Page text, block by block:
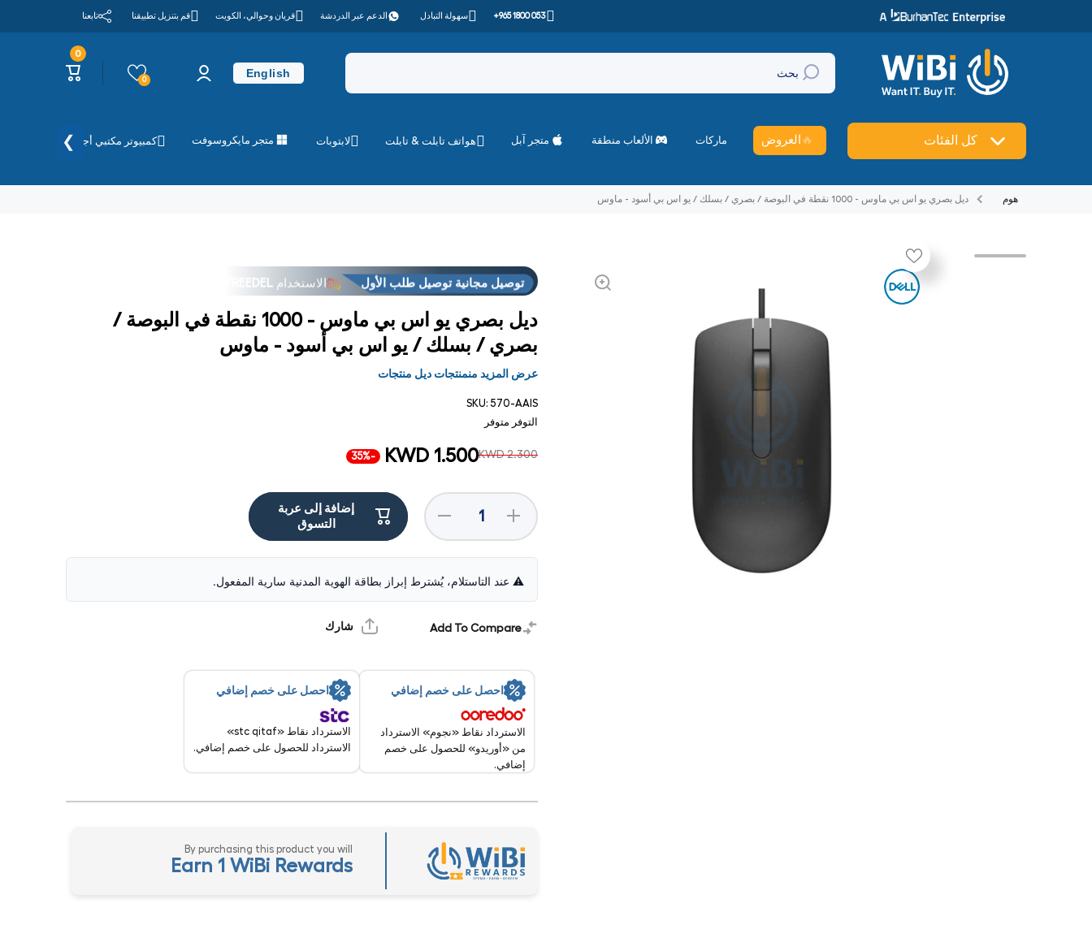
تخطي إلى المحتوى +965 1800 053 سهولة التبادل الدعم عبر الدردشة قريان وحوالي، الكويت قم بتنزيل تطبيقنا تابعنا
بحث English
تسجيل
الدخول
0
عربة
التسوق
0 0
عناصر
كل الفئات 🔥 العروض ماركات الألعاب منطقة متجر آبل هواتف تابلت & تابلت لابتوبات متجر مايكروسوفت كمبيوتر مكتبي أجهزة الكمبيوتر
❯
هوم ديل بصري يو اس بي ماوس - 1000 نقطة في البوصة / بصري / بسلك / يو اس بي أسود - ماوس
تخطي إلى منتج معلومات
توصيل مجانية توصيل طلب الأول الاستخدام FREEDEL
العروض فوق "الاستلام من المتجر فوق
ديل بصري يو اس بي ماوس - 1000 نقطة في البوصة /
بصري / بسلك / يو اس بي أسود - ماوس
عرض المزيد منمنتجات ديل منتجات
SKU: 570-AAIS
التوفر
متوفر
KWD 2.300
KWD 1.500
-35%
Decrease
quantity
for Dell
USB
Mouse -
Wired /
USB /
Increase
quantity
for Dell
Mouse -
/ Wired /
USB /
إضافة إلى عربة
التسوق
⚠️ عند التاستلام، يُشترط إبراز بطاقة الهوية المدنية سارية المفعول.
Add To Compare شارك
احصل على خصم إضافي
الاسترداد نقاط «نجوم» الاسترداد
من «أوريدو» للحصول على خصم
إضافي.
احصل على خصم إضافي
الاسترداد نقاط «stc qitaf»
الاسترداد للحصول على خصم إضافي.
By purchasing this product you will
Earn 1 WiBi Rewards